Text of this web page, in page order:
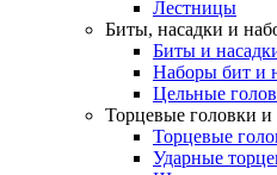
Лестницы
Биты, насадки и
Биты и
Наборы бит и
Цельные
Торцевые головки
Торцевые
Ударные